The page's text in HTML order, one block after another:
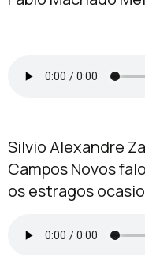
Silvio Alexandre
Campos Novos
os estragos